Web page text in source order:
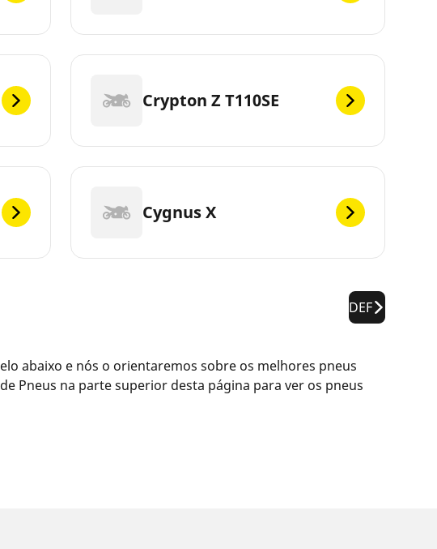
Crypton Z T110SE
Cygnus X
DEF
abaixo e nós o orientaremos sobre os melhores pneus
Pneus na parte superior desta página para ver os pneus